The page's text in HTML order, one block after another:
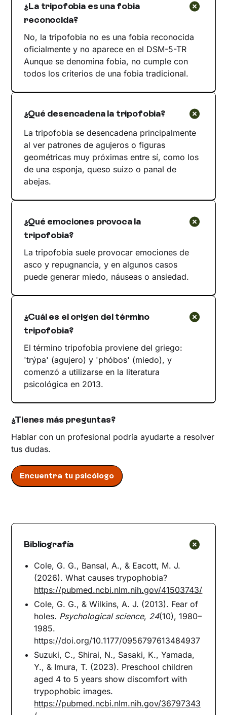
¿La tripofobia es una fobia
reconocida?
No, la tripofobia no es una fobia reconocida
oficialmente y no aparece en el DSM-5-TR
Aunque se denomina fobia, no cumple con
todos los criterios de una fobia tradicional.
¿Qué desencadena la tripofobia?
La tripofobia se desencadena principalmente
al ver patrones de agujeros o figuras
geométricas muy próximas entre sí, como los
de una esponja, queso suizo o panal de
abejas.
¿Qué emociones provoca la
tripofobia?
La tripofobia suele provocar emociones de
asco y repugnancia, y en algunos casos
puede generar miedo, náuseas o ansiedad.
¿Cuál es el origen del término
tripofobia?
El término tripofobia proviene del griego:
'trýpa' (agujero) y 'phóbos' (miedo), y
comenzó a utilizarse en la literatura
psicológica en 2013.
¿Tienes más preguntas?
Hablar con un profesional podría ayudarte a resolver
tus dudas.
Encuentra tu psicólogo
Bibliografía
Cole, G. G., Bansal, A., & Eacott, M. J.
(2026). What causes trypophobia?
https://pubmed.ncbi.nlm.nih.gov/41503743/
Cole, G. G., & Wilkins, A. J. (2013). Fear of
holes. Psychological science, 24(10), 1980–
1985.
https://doi.org/10.1177/0956797613484937
Suzuki, C., Shirai, N., Sasaki, K., Yamada,
Y., & Imura, T. (2023). Preschool children
aged 4 to 5 years show discomfort with
trypophobic images.
https://pubmed.ncbi.nlm.nih.gov/36797343